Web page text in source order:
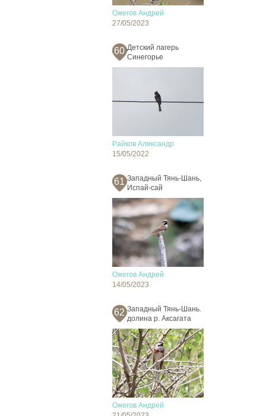
Ожегов Андрей
27/05/2023
60 Детский лагерь
Синегорье
Райков Александр
15/05/2022
61 Западный Тянь-Шань,
Испай-сай
Ожегов Андрей
14/05/2023
62 Западный Тянь-Шань.
долина р. Аксагата
Ожегов Андрей